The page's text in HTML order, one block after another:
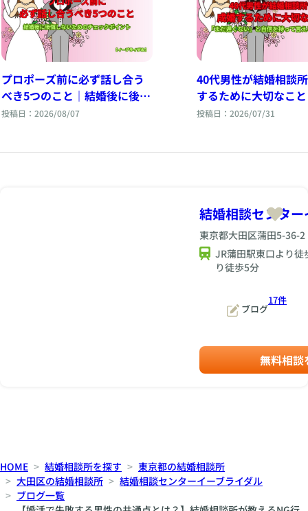
プロポーズ前に必ず話し合う
べき5つのこと｜結婚後に後悔
しないためのチェックポイン
投稿日：2026/08/07
40代男性が結婚相談
するために大切なこ
だ遅くない」と自信
投稿日：2026/07/31
結婚相談センタ
東京都大田区蒲田5-36-
JR蒲田駅東口より
り徒歩5分
ブログ
17件
無料相談
HOME 結婚相談所を探す
東京都の結婚相談所
大田区の結婚相談所
結婚相談センターイーブライダル
ブログ一覧